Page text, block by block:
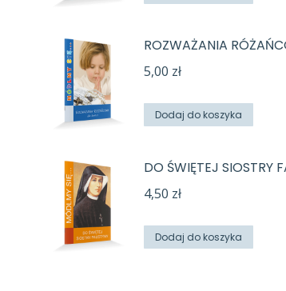
ROZWAŻANIA
5,00 zł
Dodaj do koszyka
DO ŚWIĘTEJ SIOSTRY
4,50 zł
Dodaj do koszyka